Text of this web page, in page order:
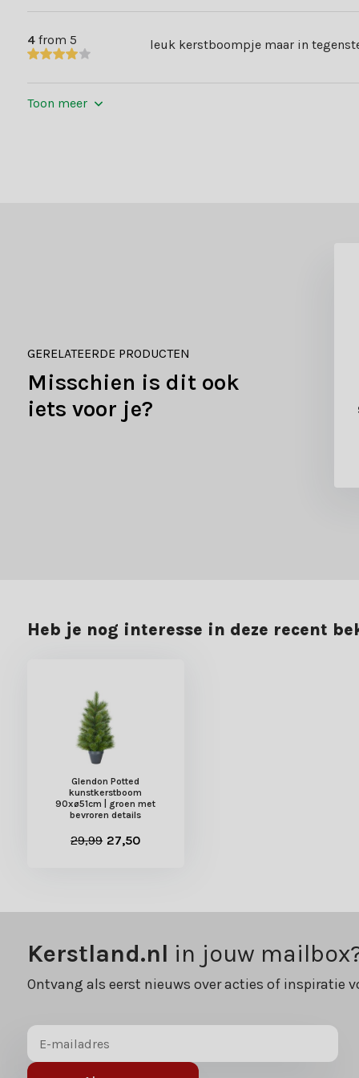
4from 5 leuk kerstboompje maar in
Toon meer
GERELATEERDE PRODUCTEN
Misschien is dit ook
iets voor je?
set 16-delig |
|
onbreekbaar |
Kerstballen set 16-delig |
winterwit |
kunststof/onbreekbaar |
Heb je nog interesse in deze recent
Glendon Potted
kunstkerstboom
90xø51cm | groen met
bevroren details
29,99 27,50
Kerstland.nl in jouw
Ontvang als eerst nieuws over acties of inspiratie